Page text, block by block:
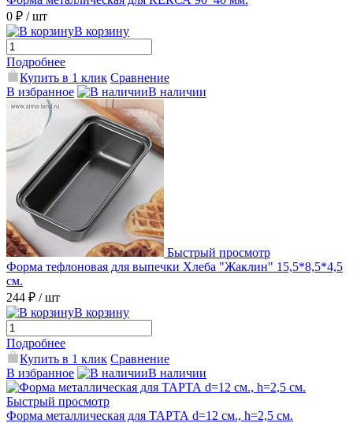
0 ₽ / шт
В корзину
Подробнее
Купить в 1 клик Сравнение
В избранное
В наличии
Быстрый просмотр
Форма тефлоновая для выпечки Хлеба "Жаклин" 15,5*8,5*4,5
см.
244 ₽ / шт
В корзину
Подробнее
Купить в 1 клик Сравнение
В избранное
В наличии
Быстрый просмотр
Форма металлическая для ТАРТА d=12 см., h=2,5 см.